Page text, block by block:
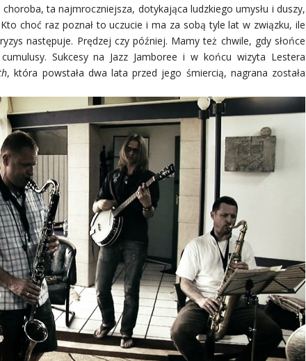
ta najmroczniejsza, dotykająca ludzkiego umysłu i duszy,
choć raz poznał to uczucie i ma za sobą tyle lat w związku, ile
następuje. Prędzej czy później. Mamy też chwile, gdy słońce
Sukcesy na Jazz Jamboree i w końcu wizyta Lestera
, która powstała dwa lata przed jego śmiercią, nagrana została